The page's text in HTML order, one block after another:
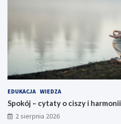
EDUKACJA WIEDZA
Spokój – cytaty o ciszy i harmonii
2 sierpnia 2026